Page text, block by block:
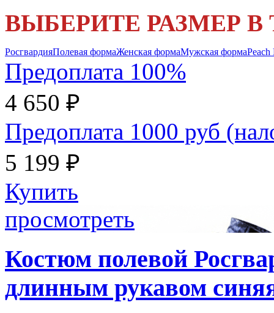
ВЫБЕРИТЕ РАЗМЕР В
РосгвардияПолевая формаЖенская формаМужская формаPeach
Предоплата 100%
4 650 ₽
Предоплата 1000 руб
5 199 ₽
Купить
просмотреть
Костюм полевой
длинным рукавом